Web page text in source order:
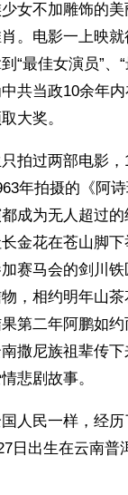
女不加雕饰的
。电影一上映
“最佳女演员”
共当政10余年
大奖。
拍过两部电影
年拍摄的《阿
成为无人超过
金花在苍山脚下
赛马会的剑川
，相约明年山
第二年阿鹏如
撒尼族祖辈传
悲剧故事。
人民一样，经
日出生在云南